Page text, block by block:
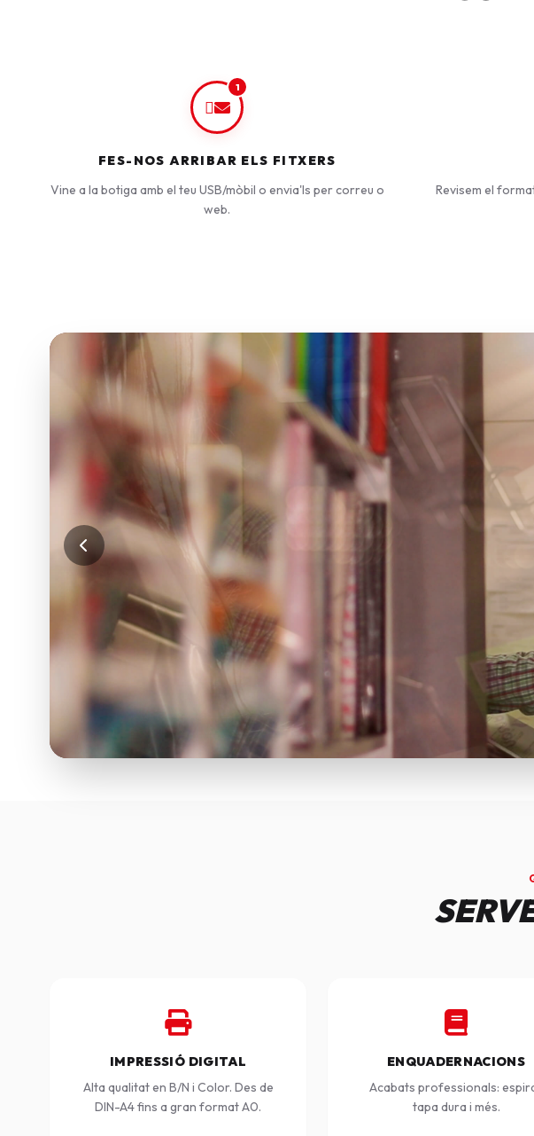
1
FES-NOS ARRIBAR ELS FITXERS
Vine a la botiga amb el teu USB/mòbil o envia'ls per correu o
web.
Revisem el
IMPRESSIÓ DIGITAL
Alta qualitat en B/N i Color. Des de
DIN-A4 fins a gran format A0.
ENQUADERNACIONS
Acabats professionals:
tapa dura i més.